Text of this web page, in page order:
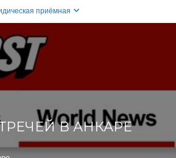
приёмная
В АНКАРЕ